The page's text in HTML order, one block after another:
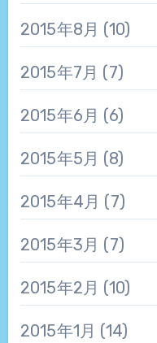
2015年8月 (10)
2015年7月 (7)
2015年6月 (6)
2015年5月 (8)
2015年4月 (7)
2015年3月 (7)
2015年2月 (10)
2015年1月 (14)